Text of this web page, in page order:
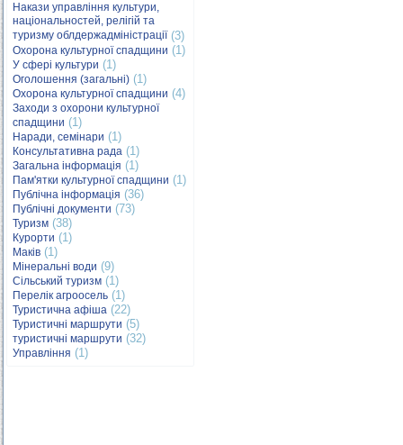
Накази управління культури,
національностей, релігій та
туризму облдержадміністрації(3)
Охорона культурної спадщини (1)
У сфері культури (1)
Оголошення (загальні) (1)
Охорона культурної спадщини (4)
Заходи з охорони культурної
спадщини (1)
Наради, семінари (1)
Консультативна рада (1)
Загальна інформація (1)
Пам'ятки культурної спадщини (1)
Публічна інформація (36)
Публічні документи (73)
Туризм (38)
Курорти (1)
Маків (1)
Мінеральні води (9)
Сільський туризм (1)
Перелік агроосель (1)
Туристична афіша (22)
Туристичні маршрути (5)
туристичні маршрути (32)
Управління (1)